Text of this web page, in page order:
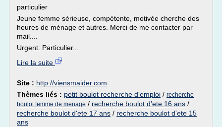
particulier
Jeune femme sérieuse, compétente, motivée cherche des
heures de ménage et autres. Merci de me contacter par
mail....
Urgent: Particulier...
Lire la suite
Site : http://viensmaider.com
Thèmes liés : petit boulot recherche d'emploi / recherche
boulot femme de menage / recherche boulot d'ete 16 ans /
recherche boulot d'ete 17 ans / recherche boulot d'ete 15
ans